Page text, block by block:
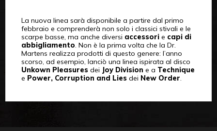
La nuova linea sarà disponibile a partire dal primo
febbraio e comprenderà non solo i classici stivali e le
scarpe basse, ma anche diversi accessorie capi di
abbigliamento. Non è la prima volta che la Dr.
Martens realizza prodotti di questo genere: l’anno
scorso, ad esempio, lanciò una linea ispirata al disco
Unkown Pleasuresdei Joy Division e a Technique
e Power, Corruption and Liesdei New Order.